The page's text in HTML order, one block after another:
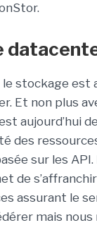
le stockage
Et non plus
des
sur les
de
assurant le
mais nous